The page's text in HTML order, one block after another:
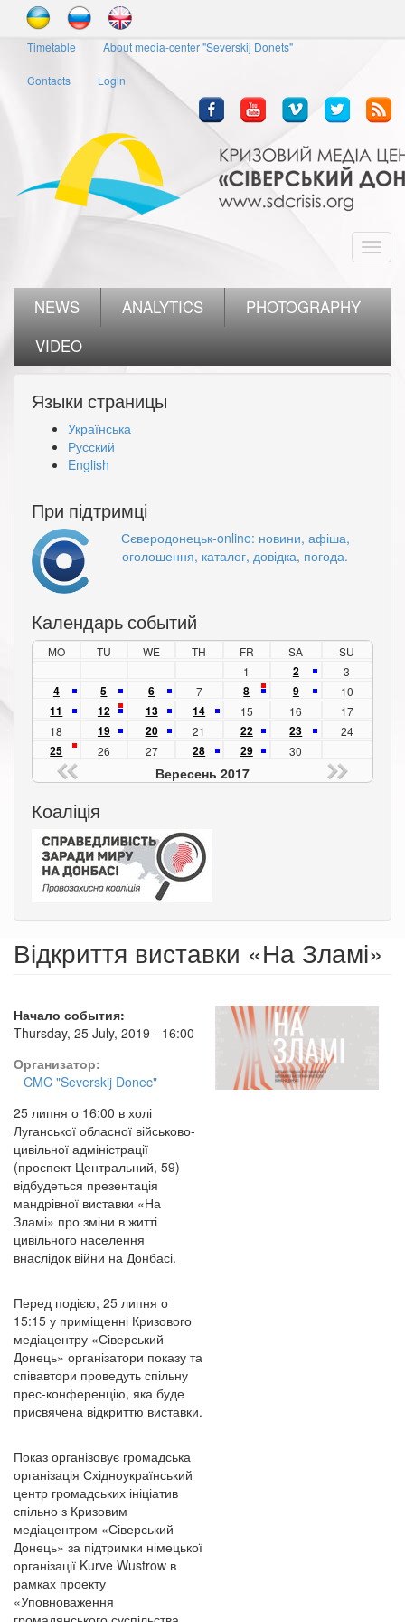
Timetable About media-center "Severskij Donets"
Contacts Login
NEWS ANALYTICS
PHOTOGRAPHY
VIDEO
Языки страницы
Українська
Русский
English
При підтримці
Сєверодонецьк-online: новини, афіша,
оголошення, каталог, довідка, погода.
Календарь событий
MO TU WE TH FR SA
SU
1
2 3
4 5 6 7 8 9 10
11 12 13 14 15 16
17
18
19 20 21 22 23 24
25 26 27 28 29 30
Вересень 2017
Коаліція
Відкриття виставки «На Зламі»
Начало события:
Thursday, 25 July, 2019 - 16:00
Организатор:
CMC "Severskij Donec"
25 липня о 16:00 в холі
Луганської обласної військово-
цивільної адміністрації
(проспект Центральний, 59)
відбудеться презентація
мандрівної виставки «На
Зламі» про зміни в житті
цивільного населення
внаслідок війни на Донбасі.
Перед подією, 25 липня о
15:15 у приміщенні Кризового
медіацентру «Сіверський
Донець» організатори показу та
співавтори проведуть спільну
прес-конференцію, яка буде
присвячена відкриттю виставки.
Показ організовує громадська
організація Східноукраїнський
центр громадських ініціатив
спільно з Кризовим
медіацентром «Сіверський
Донець» за підтримки німецької
організації Kurve Wustrow в
рамках проекту
«Уповноваження